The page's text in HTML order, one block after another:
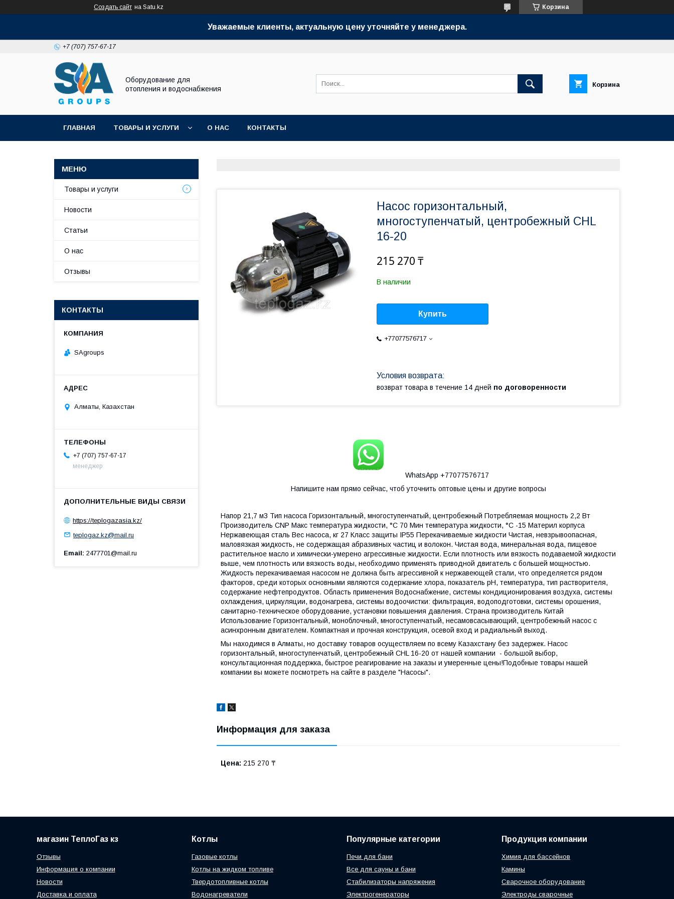
Создать сайт на Satu.kz Корзина
Уважаемые клиенты, актуальную цену уточняйте у менеджера.
+7 (707) 757-67-17
Оборудование для
отопления и водоснабжения
Корзина
ГЛАВНАЯ ТОВАРЫ И УСЛУГИ О НАС КОНТАКТЫ
Насос горизонтальный,
многоступенчатый, центробежный CHL
16-20
215 270 ₸
В наличии
Купить
+77077576717
возврат товара в течение 14 дней по договоренности
WhatsApp +77077576717
Напишите нам прямо сейчас, чтоб уточнить оптовые цены и другие вопросы
Напор 21,7 м3 Тип насоса Горизонтальный, многоступенчатый, центробежный Потребляемая мощность 2,2 Вт
Производитель CNP Макс температура жидкости, °С 70 Мин температура жидкости, °С -15 Материл корпуса
Нержавеющая сталь Вес насоса, кг 27 Класс защиты IP55 Перекачиваемые жидкости Чистая, невзрывоопасная,
маловязкая жидкость, не содержащая абразивных частиц и волокон. Чистая вода, минеральная вода, пищевое
растительное масло и химически-умерено агрессивные жидкости. Если плотность или вязкость подаваемой жидкости
выше, чем плотность или вязкость воды, необходимо применять приводной двигатель с большей мощностью.
Жидкость перекачиваемая насосом не должна быть агрессивной к нержавеющей стали, что определяется рядом
факторов, среди которых основными являются содержание хлора, показатель pH, температура, тип растворителя,
содержание нефтепродуктов. Область применения Водоснабжение, системы кондиционирования воздуха, системы
охлаждения, циркуляции, водонагрева, системы водоочистки: фильтрация, водоподготовки, системы орошения,
санитарно-техническое оборудование, установки повышения давления. Страна производитель Китай
Использование Горизонтальный, моноблочный, многоступенчатый, несамовсасывающий, центробежный насос с
асинхронным двигателем. Компактная и прочная конструкция, осевой вход и радиальный выход.
Мы находимся в Алматы, но доставку товаров осуществляем по всему Казахстану без задержек. Насос
горизонтальный, многоступенчатый, центробежный CHL 16-20 от нашей компании - большой выбор,
консультационная поддержка, быстрое реагирование на заказы и умеренные цены!Подобные товары нашей
компании вы можете посмотреть на сайте в разделе "Насосы".
Информация для заказа
Цена: 215 270 ₸
Товары и услуги
Новости
Статьи
О нас
Отзывы
КОНТАКТЫ
SAgroups
Алматы, Казахстан
+7 (707) 757-67-17
менеджер
https://teplogazasia.kz/
teplogaz.kz@mail.ru
Email 2477701@mail.ru
магазин ТеплоГаз кз
Отзывы
Информация о компании
Новости
Доставка и оплата
Котлы
Газовые котлы
Котлы на жидком топливе
Твердотопливные котлы
Водонагреватели
Популярные категории
Печи для бани
Все для сауны и бани
Стабилизаторы напряжения
Электрогенераторы
Продукция компании
Химия для бассейнов
Камины
Сварочное оборудование
Электроды сварочные